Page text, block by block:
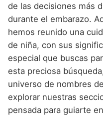
Nombres de
Nombres de
Nombres de
Nombres de
Nombres de
Nombres de
Nombres
Nombres
Nombres
Nombres
Nombres
Nombres
Nombres
Nombres
Nombres de
Nombres
Nombres
Nombres
Nombres
Nombres
Nombres
Nombres
Nombres
de las decisiones más
durante el embarazo.
hemos reunido una
de niña, con sus
especial que buscas
esta preciosa
universo de nombres
explorar nuestras
pensada para guiarte